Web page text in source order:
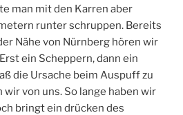
man mit den Karren aber
runter schruppen. Bereits
Nähe von Nürnberg hören wir
ein Scheppern, dann ein
die Ursache beim Auspuff zu
von uns. So lange haben wir
bringt ein drücken des